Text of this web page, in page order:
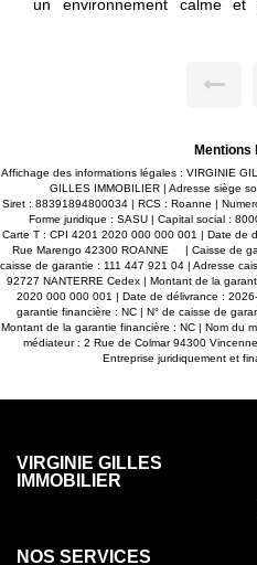
résidentiel à Commelle-Vernay. L'environnement est
Mentions
Affichage des informations légales : VIRGINIE
GILLES IMMOBILIER | Adresse siège
Siret : 88391894800034 | RCS : Roanne |
Forme juridique : SASU | Capital social :
Carte T : CPI 4201 2020 000 000 001 | Date de
Rue Marengo 42300 ROANNE | Caisse de
caisse de garantie : 111 447 921 04 | Adresse
92727 NANTERRE Cedex | Montant de la
2020 000 000 001 | Date de délivrance :
garantie financière : NC | N° de caisse de
Montant de la garantie financière : NC | Nom du
médiateur : 2 Rue de Colmar 94300
Entreprise juridiquement et
VIRGINIE GILLES
IMMOBILIER
NOS SERVICES